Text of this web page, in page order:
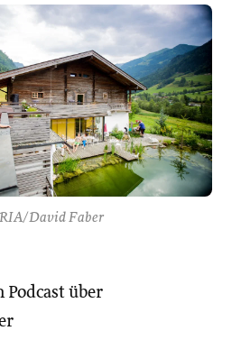
David Faber
Podcast über